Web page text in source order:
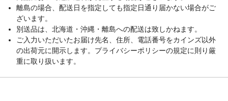
離島の場合、配送日を指定しても指定日通り届かない場合がご
ざいます。
別送品は、北海道・沖縄・離島への配送は致しかねます。
ご入力いただいたお届け先名、住所、電話番号をカインズ以外
の出荷元に開示します。プライバシーポリシーの規定に則り厳
重に取り扱います。